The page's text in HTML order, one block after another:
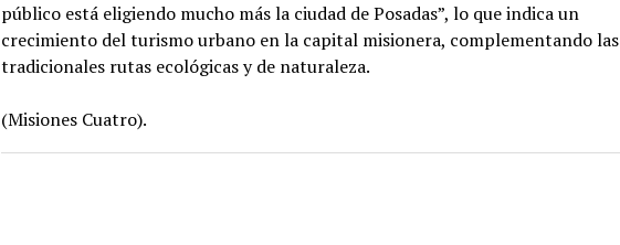
público está eligiendo mucho más la ciudad de Posadas”, lo que indica un
crecimiento del turismo urbano en la capital misionera, complementando las
tradicionales rutas ecológicas y de naturaleza.
(Misiones Cuatro).